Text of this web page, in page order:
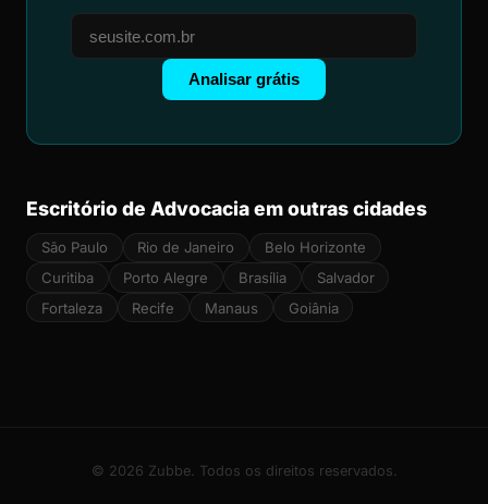
Analisar grátis
Escritório de Advocacia em outras cidades
São Paulo Rio de Janeiro
Belo Horizonte
Curitiba
Porto Alegre Brasília
Salvador
Fortaleza
Recife Manaus Goiânia
© 2026 Zubbe. Todos os direitos reservados.